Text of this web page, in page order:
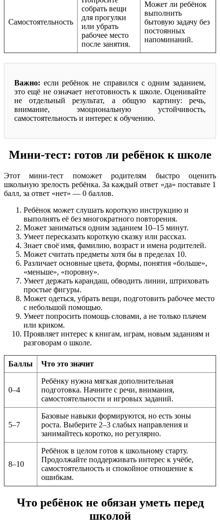
Самостоятельность
собрать вещи
для прогулки
или убрать
рабочее место
после занятия.
Может ли ребёнок
выполнить
бытовую задачу без
постоянных
напоминаний.
Важно: если ребёнок не справился с одним заданием,
это ещё не означает неготовность к школе. Оценивайте
не отдельный результат, а общую картину: речь,
внимание, эмоциональную устойчивость,
самостоятельность и интерес к обучению.
Мини-тест: готов ли ребёнок к школе
Этот мини-тест поможет родителям быстро оценить
школьную зрелость ребёнка. За каждый ответ «да» поставьте 1
балл, за ответ «нет» — 0 баллов.
Ребёнок может слушать короткую инструкцию и
выполнять её без многократного повторения.
Может заниматься одним заданием 10–15 минут.
Умеет пересказать короткую сказку или рассказ.
Знает своё имя, фамилию, возраст и имена родителей.
Может считать предметы хотя бы в пределах 10.
Различает основные цвета, формы, понятия «больше»,
«меньше», «поровну».
Умеет держать карандаш, обводить линии, штриховать
простые фигуры.
Может одеться, убрать вещи, подготовить рабочее место
с небольшой помощью.
Умеет попросить помощь словами, а не только плачем
или криком.
Проявляет интерес к книгам, играм, новым заданиям и
разговорам о школе.
Баллы Что это значит
0–4
Ребёнку нужна мягкая дополнительная
подготовка. Начните с речи, внимания,
самостоятельности и игровых заданий.
5–7
Базовые навыки формируются, но есть зоны
роста. Выберите 2–3 слабых направления и
занимайтесь коротко, но регулярно.
8–10
Ребёнок в целом готов к школьному старту.
Продолжайте поддерживать интерес к учёбе,
самостоятельность и спокойное отношение к
ошибкам.
Что ребёнок не обязан уметь перед
школой